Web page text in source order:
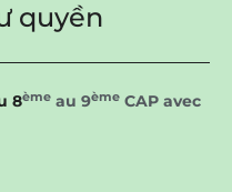
quyền
8ème au 9ème CAP avec